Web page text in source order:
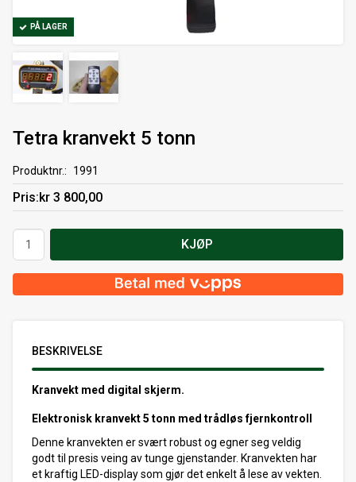
PÅ LAGER
Tetra kranvekt 5 tonn
Produktnr. 1991
Pris kr 3 800,00
KJØP
BESKRIVELSE
Kranvekt med digital skjerm.
Elektronisk kranvekt 5 tonn med trådløs fjernkontroll
Denne kranvekten er svært robust og egner seg veldig
godt til presis veing av tunge gjenstander. Kranvekten har
et kraftig LED-display som gjør det enkelt å lese av vekten.